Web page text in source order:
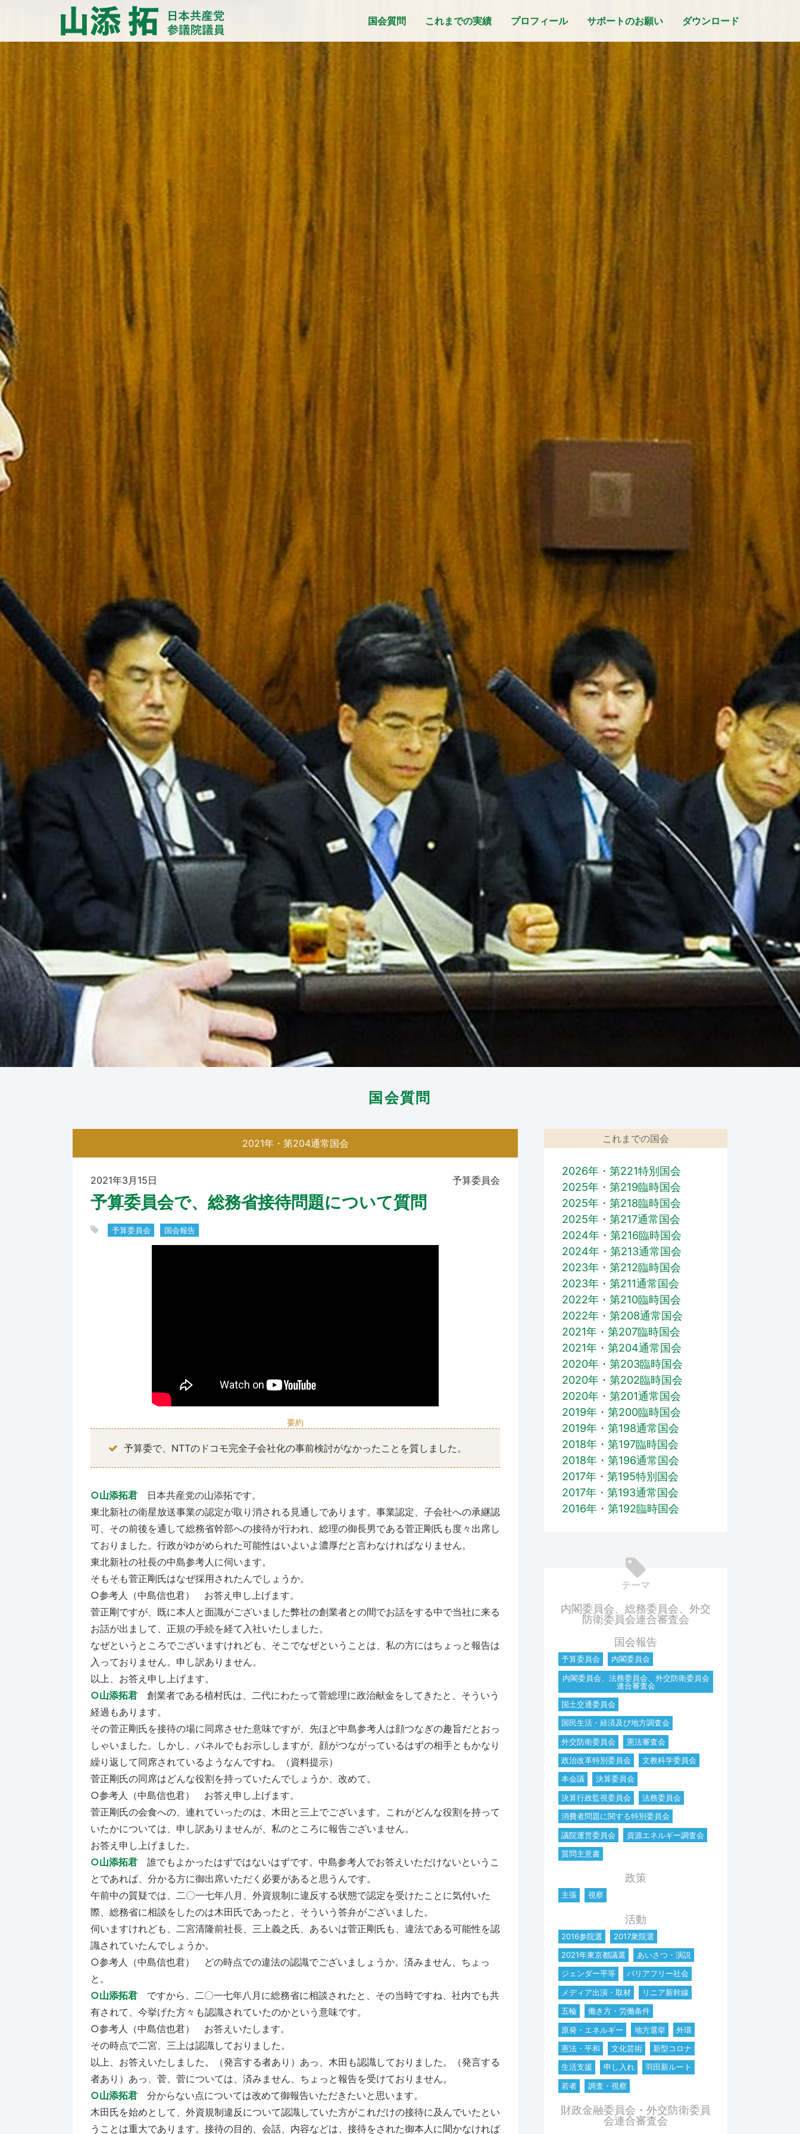
国会質問 これまでの実績 プロフィール サポートのお願い ダウンロード
国会質問
2021年・第204通常国会
2021年3月15日 予算委員会
予算委員会で、総務省接待問題について質問
予算委員会 国会報告
要約
予算委で、NTTのドコモ完全子会社化の事前検討がなかったことを質しました。
○山添拓君 日本共産党の山添拓です。
東北新社の衛星放送事業の認定が取り消される見通しであります。事業認定、子会社への承継認
可、その前後を通して総務省幹部への接待が行われ、総理の御長男である菅正剛氏も度々出席し
ておりました。行政がゆがめられた可能性はいよいよ濃厚だと言わなければなりません。
東北新社の社長の中島参考人に伺います。
そもそも菅正剛氏はなぜ採用されたんでしょうか。
○参考人（中島信也君） お答え申し上げます。
菅正剛ですが、既に本人と面識がございました弊社の創業者との間でお話をする中で当社に来る
お話が出まして、正規の手続を経て入社いたしました。
なぜというところでございますけれども、そこでなぜということは、私の方にはちょっと報告は
入っておりません。申し訳ありません。
以上、お答え申し上げます。
○山添拓君 創業者である植村氏は、二代にわたって菅総理に政治献金をしてきたと、そういう
経過もあります。
その菅正剛氏を接待の場に同席させた意味ですが、先ほど中島参考人は顔つなぎの趣旨だとおっ
しゃいました。しかし、パネルでもお示ししますが、顔がつながっているはずの相手ともかなり
繰り返して同席されているようなんですね。（資料提示）
菅正剛氏の同席はどんな役割を持っていたんでしょうか、改めて。
○参考人（中島信也君） お答え申し上げます。
菅正剛氏の会食への、連れていったのは、木田と三上でございます。これがどんな役割を持って
いたかについては、申し訳ありませんが、私のところに報告ございません。
お答え申し上げました。
○山添拓君 誰でもよかったはずではないはずです。中島参考人でお答えいただけないというこ
とであれば、分かる方に御出席いただく必要があると思うんです。
午前中の質疑では、二〇一七年八月、外資規制に違反する状態で認定を受けたことに気付いた
際、総務省に相談をしたのは木田氏であったと、そういう答弁がございました。
伺いますけれども、二宮清隆前社長、三上義之氏、あるいは菅正剛氏も、違法である可能性を認
識されていたんでしょうか。
○参考人（中島信也君） どの時点での違法の認識でございましょうか。済みません、ちょっ
と。
○山添拓君 ですから、二〇一七年八月に総務省に相談されたと、その当時ですね、社内でも共
有されて、今挙げた方々も認識されていたのかという意味です。
○参考人（中島信也君） お答えいたします。
その時点で二宮、三上は認識しておりました。
以上、お答えいたしました。（発言する者あり）あっ、木田も認識しておりました。（発言する
者あり）あっ、菅、菅については、済みません、ちょっと報告を受けておりません。
○山添拓君 分からない点については改めて御報告いただきたいと思います。
木田氏を始めとして、外資規制違反について認識していた方がこれだけの接待に及んでいたとい
うことは重大であります。接待の目的、会話、内容などは、接待をされた御本人に聞かなければ
これまでの国会
2026年・第221特別国会
2025年・第219臨時国会
2025年・第218臨時国会
2025年・第217通常国会
2024年・第216臨時国会
2024年・第213通常国会
2023年・第212臨時国会
2023年・第211通常国会
2022年・第210臨時国会
2022年・第208通常国会
2021年・第207臨時国会
2021年・第204通常国会
2020年・第203臨時国会
2020年・第202臨時国会
2020年・第201通常国会
2019年・第200臨時国会
2019年・第198通常国会
2018年・第197臨時国会
2018年・第196通常国会
2017年・第195特別国会
2017年・第193通常国会
2016年・第192臨時国会
テーマ
内閣委員会、総務委員会、外交
防衛委員会連合審査会
国会報告
予算委員会
内閣委員会
内閣委員会、法務委員会、外交防衛委員会
連合審査会
国土交通委員会
国民生活・経済及び地方調査会
外交防衛委員会
憲法審査会
政治改革特別委員会
文教科学委員会
本会議
決算委員会
決算行政監視委員会
法務委員会
消費者問題に関する特別委員会
議院運営委員会
資源エネルギー調査会
質問主意書
政策
主張 視察
活動
2016参院選
2017衆院選
2021年東京都議選
あいさつ・演説
ジェンダー平等
バリアフリー社会
メディア出演・取材
リニア新幹線
五輪
働き方・労働条件
原発・エネルギー
地方選挙
外環
憲法・平和
文化芸術
新型コロナ
生活支援
申し入れ
羽田新ルート
若者
調査・視察
財政金融委員会・外交防衛委員
会連合審査会